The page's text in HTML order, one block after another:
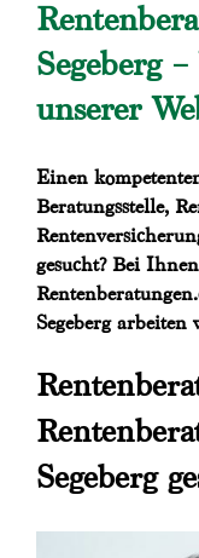
Segeberg
unserer
Einen
Beratungsstelle,
gesucht? Bei
Segeberg
Segeberg